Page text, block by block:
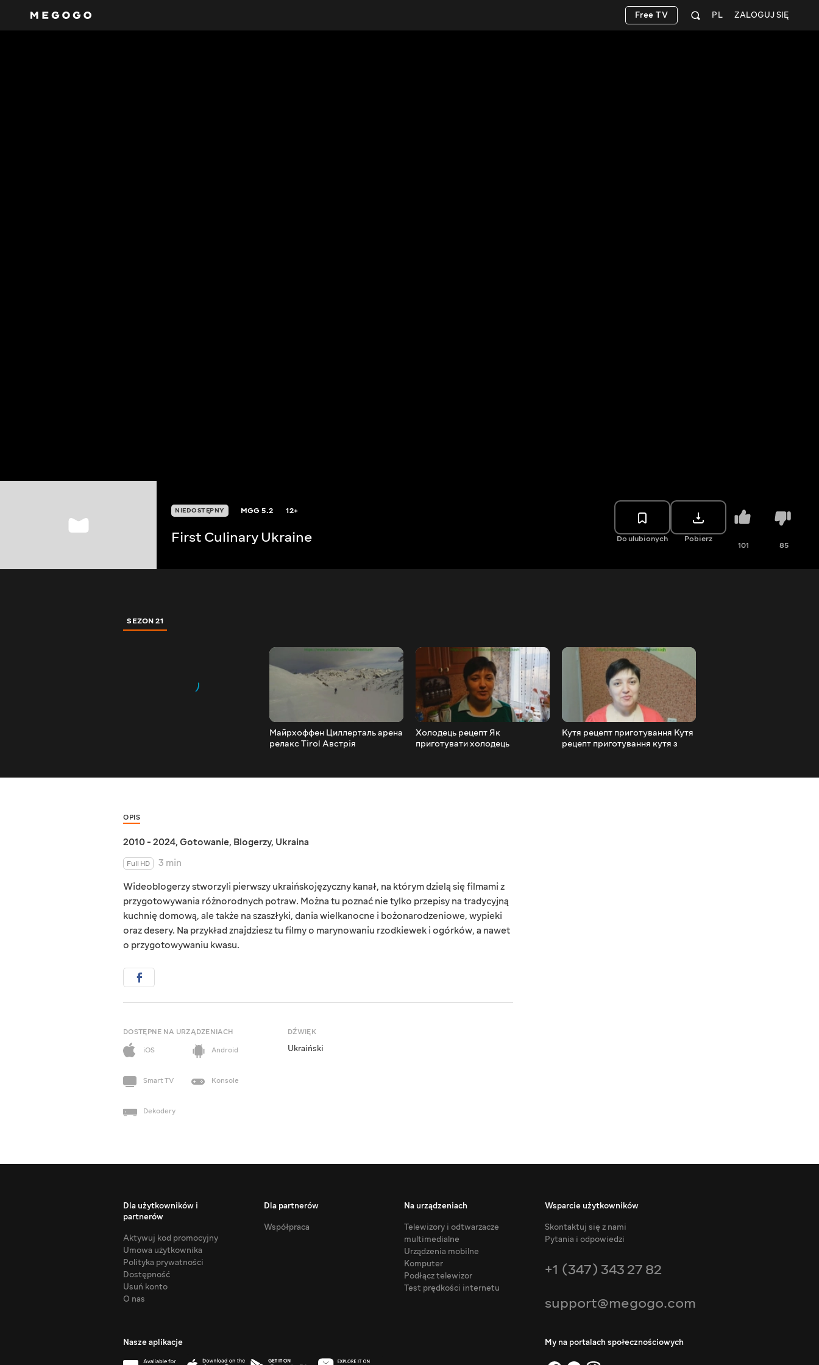
ZALOGUJ SIĘ
PL
Free TV
NIEDOSTĘPNY MGG5.2 12+
First Culinary Ukraine Do ulubionych Pobierz
101 85
SEZON 21
Майрхоффен Циллерталь арена
релакс Tirol Австрія
Холодець рецепт Як
приготувати холодець
Кутя рецепт приготування Кутя
рецепт приготування кутя з
OPIS
2010 - 2024, Gotowanie, Blogerzy, Ukraina
Full HD
3 min
Wideoblogerzy stworzyli pierwszy ukraińskojęzyczny kanał, na którym dzielą się filmami z
przygotowywania różnorodnych potraw. Można tu poznać nie tylko przepisy na tradycyjną
kuchnię domową, ale także na szaszłyki, dania wielkanocne i bożonarodzeniowe, wypieki
oraz desery. Na przykład znajdziesz tu filmy o marynowaniu rzodkiewek i ogórków, a nawet
o przygotowywaniu kwasu.
DOSTĘPNE NA URZĄDZENIACH
iOS
Android
Smart TV Konsole
Dekodery
DŹWIĘK
Ukraiński
Dla użytkowników i
partnerów
Aktywuj kod promocyjny
Umowa użytkownika
Polityka prywatności
Dostępność
Usuń konto
O nas
Dla partnerów
Współpraca
Na urządzeniach
Telewizory i odtwarzacze
multimedialne
Urządzenia mobilne
Komputer
Podłącz telewizor
Test prędkości internetu
Wsparcie użytkowników
Skontaktuj się z nami
Pytania i odpowiedzi
+1 (347) 343 27 82
support@megogo.com
Nasze aplikacje My na portalach społecznościowych